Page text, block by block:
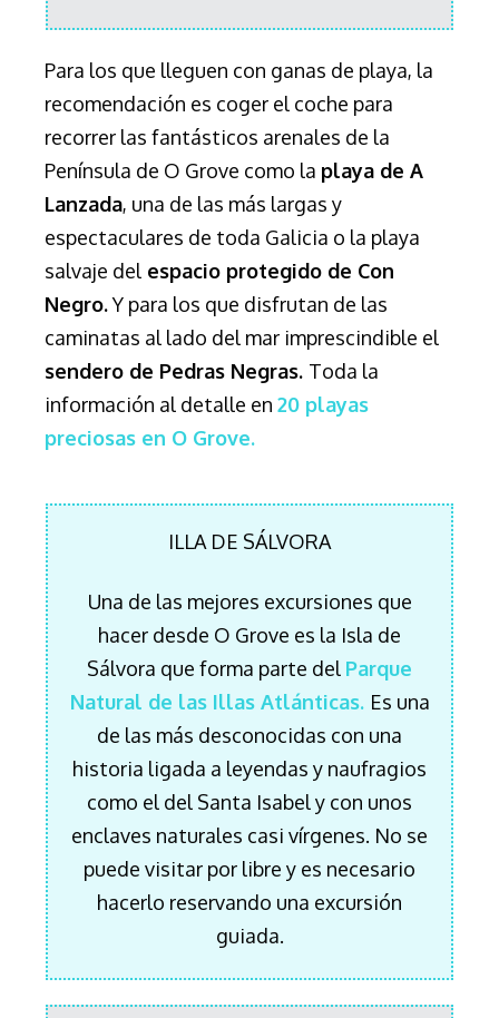
Para los que lleguen con ganas de playa, la
recomendación es coger el coche para
recorrer las fantásticos arenales de la
Península de O Grove como la playa de A
Lanzada, una de las más largas y
espectaculares de toda Galicia o la playa
salvaje del espacio protegido de Con
Negro.Y para los que disfrutan de las
caminatas al lado del mar imprescindible el
sendero de Pedras Negras. Toda la
información al detalle en 20 playas
preciosas en O Grove.
ILLA DE SÁLVORA
Una de las mejores excursiones que
hacer desde O Grove es la Isla de
Sálvora que forma parte del Parque
Natural de las Illas Atlánticas. Es una
de las más desconocidas con una
historia ligada a leyendas y naufragios
como el del Santa Isabel y con unos
enclaves naturales casi vírgenes. No se
puede visitar por libre y es necesario
hacerlo reservando una excursión
guiada.